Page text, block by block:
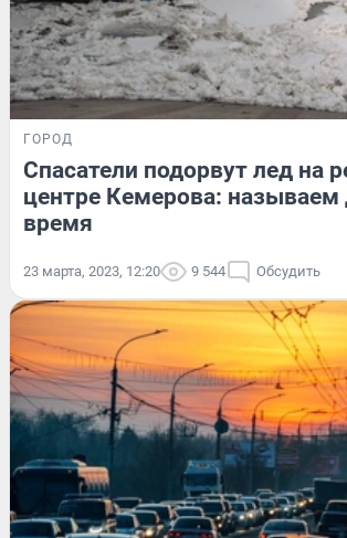
ГОРОД
Спасатели подорвут лед на
центре Кемерова: называем
время
23 марта, 2023, 12:20 9 544 Обсудить